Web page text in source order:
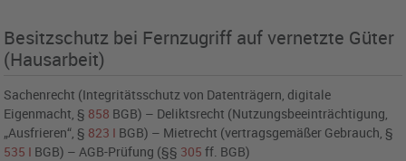
Besitzschutz bei Fernzugriff auf vernetzte Güter
(Hausarbeit)
Sachenrecht (Integritätsschutz von Datenträgern, digitale
Eigenmacht, § 858 BGB) – Deliktsrecht (Nutzungsbeeinträchtigung,
„Ausfrieren“, § 823 I BGB) – Mietrecht (vertragsgemäßer Gebrauch, §
535 I BGB) – AGB-Prüfung (§§ 305 ff. BGB)